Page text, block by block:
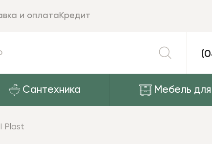
Сантехника Мебель
и оплатаКредит
Plast